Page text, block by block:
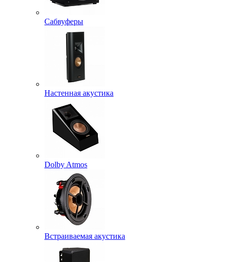
Сабвуферы
Настенная акустика
Dolby Atmos
Встраиваемая акустика